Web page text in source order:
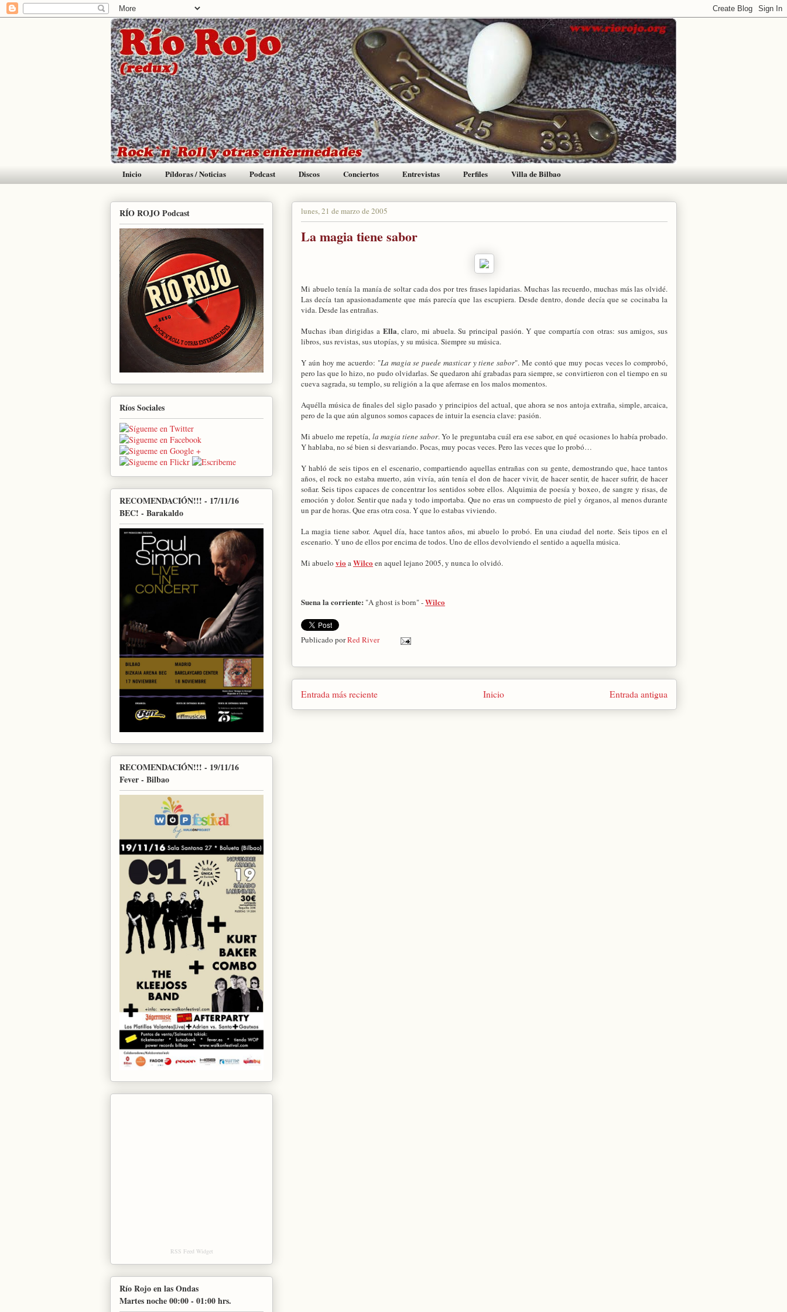
Inicio Píldoras / Noticias Podcast Discos Conciertos Entrevistas Perfiles Villa de Bilbao
lunes, 21 de marzo de 2005
La magia tiene sabor
Mi abuelo tenía la manía de soltar cada dos por tres frases lapidarias. Muchas las recuerdo, muchas más las olvidé.
Las decía tan apasionadamente que más parecía que las escupiera. Desde dentro, donde decía que se cocinaba la
vida. Desde las entrañas.
Muchas iban dirigidas a Ella, claro, mi abuela. Su principal pasión. Y que compartía con otras: sus amigos, sus
libros, sus revistas, sus utopías, y su música. Siempre su música.
Y aún hoy me acuerdo: "La magia se puede masticar y tiene sabor". Me contó que muy pocas veces lo comprobó,
pero las que lo hizo, no pudo olvidarlas. Se quedaron ahí grabadas para siempre, se convirtieron con el tiempo en su
cueva sagrada, su templo, su religión a la que aferrase en los malos momentos.
Aquélla música de finales del siglo pasado y principios del actual, que ahora se nos antoja extraña, simple, arcaica,
pero de la que aún algunos somos capaces de intuir la esencia clave: pasión.
Mi abuelo me repetía, la magia tiene sabor. Yo le preguntaba cuál era ese sabor, en qué ocasiones lo había probado.
Y hablaba, no sé bien si desvariando. Pocas, muy pocas veces. Pero las veces que lo probó…
Y habló de seis tipos en el escenario, compartiendo aquellas entrañas con su gente, demostrando que, hace tantos
años, el rock no estaba muerto, aún vivía, aún tenía el don de hacer vivir, de hacer sentir, de hacer sufrir, de hacer
soñar. Seis tipos capaces de concentrar los sentidos sobre ellos. Alquimia de poesía y boxeo, de sangre y risas, de
emoción y dolor. Sentir que nada y todo importaba. Que no eras un compuesto de piel y órganos, al menos durante
un par de horas. Que eras otra cosa. Y que lo estabas viviendo.
La magia tiene sabor. Aquel día, hace tantos años, mi abuelo lo probó. En una ciudad del norte. Seis tipos en el
escenario. Y uno de ellos por encima de todos. Uno de ellos devolviendo el sentido a aquella música.
Mi abuelo vio a Wilco en aquel lejano 2005, y nunca lo olvidó.
Suena la corriente: "A ghost is born" -Wilco
Publicado porRed River
Entrada más reciente Entrada antigua
Inicio
RÍO ROJO Podcast
Ríos Sociales
RECOMENDACIÓN!!! - 17/11/16
BEC! - Barakaldo
RECOMENDACIÓN!!! - 19/11/16
Fever - Bilbao
RSS Feed Widget
Río Rojo en las Ondas
Martes noche 00:00 - 01:00 hrs.